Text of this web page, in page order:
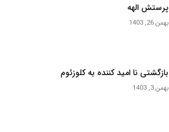
پرستش الهه
بهمن 26, 1403
بازگشتی نا امید کننده به کلوزئوم
بهمن 3, 1403